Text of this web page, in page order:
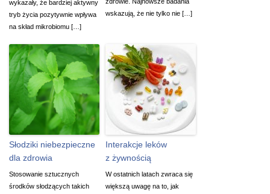
wykazały, że bardziej aktywny
tryb życia pozytywnie wpływa
na skład mikrobiomu […]
wskazują, że nie tylko nie […]
Słodziki niebezpieczne
dla zdrowia
Stosowanie sztucznych
środków słodzących takich
Interakcje leków
z żywnością
W ostatnich latach zwraca się
większą uwagę na to, jak